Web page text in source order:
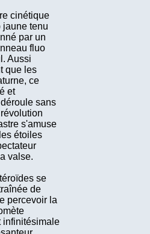
cinétique
jaune tenu
par un
fluo
Aussi
que les
ce
et
sans
s'amuse
étoiles
valse.
se
de
percevoir la
infinitésimale